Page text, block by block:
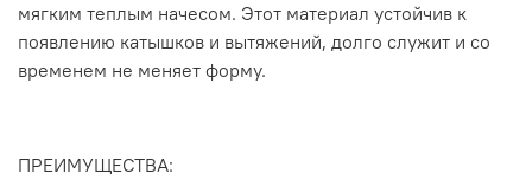
мягким теплым начесом. Этот материал устойчив к
появлению катышков и вытяжений, долго служит и со
временем не меняет форму.
ПРЕИМУЩЕСТВА: